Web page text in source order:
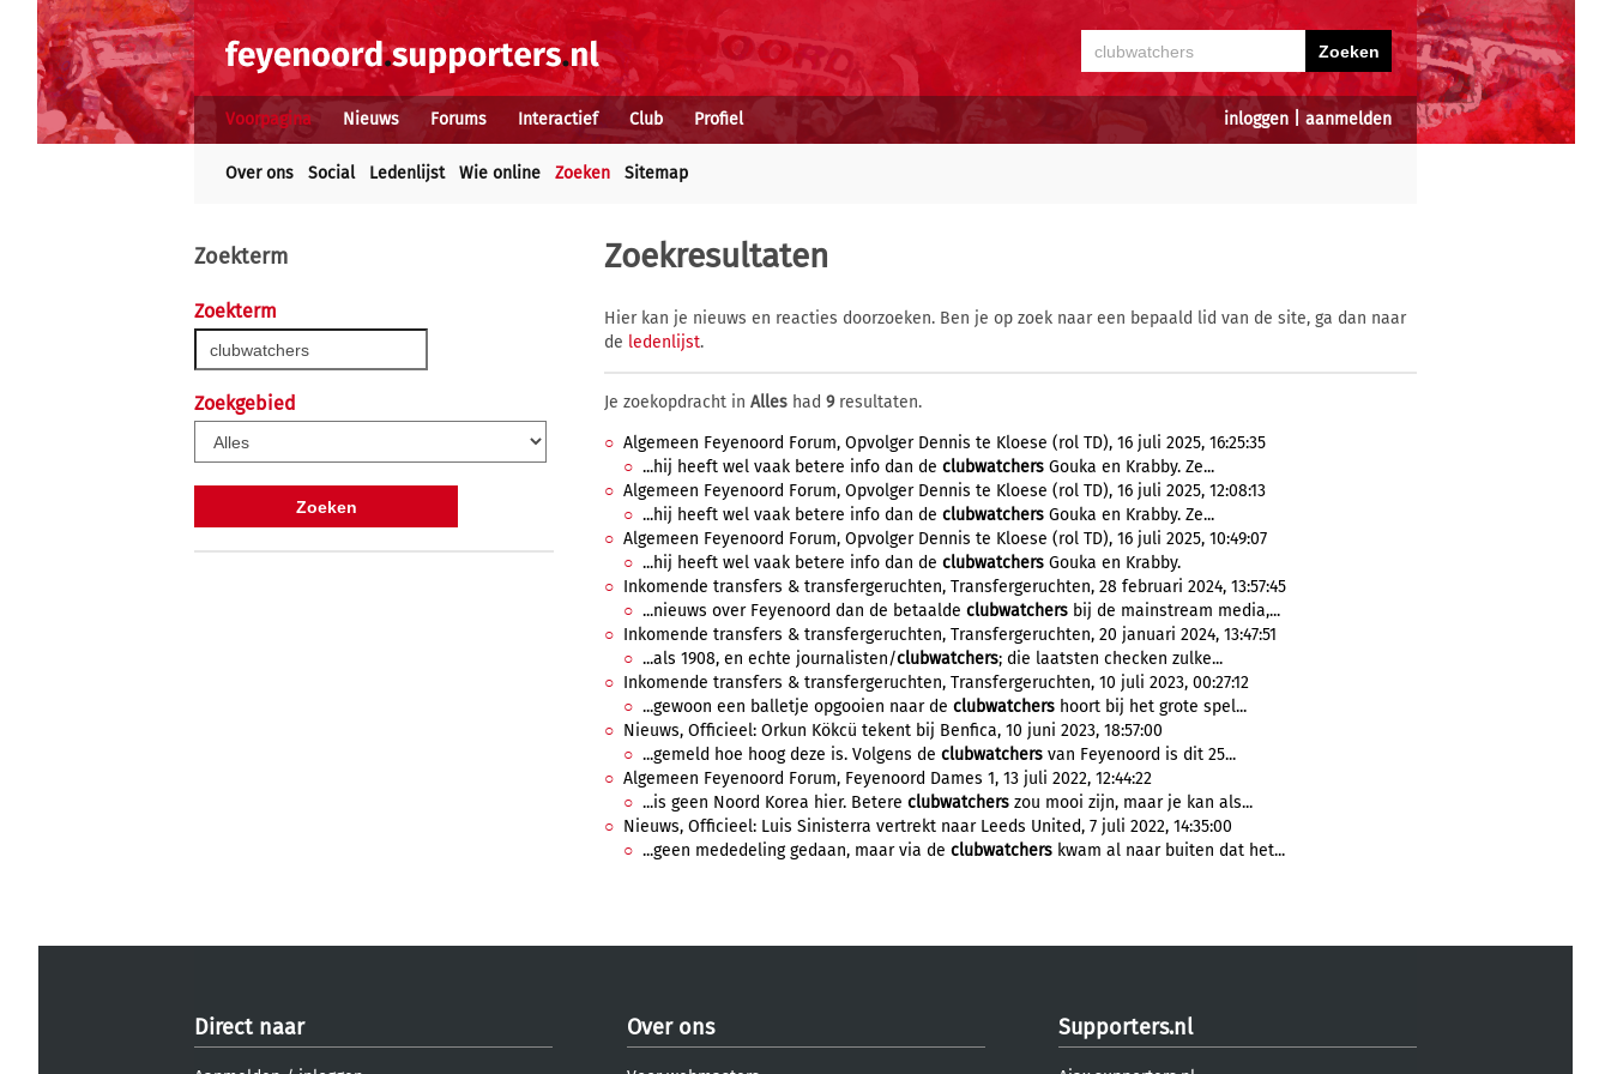
inloggen aanmelden
Voorpagina Nieuws Forums Interactief Club Profiel
Over ons Social Ledenlijst Wie online Zoeken Sitemap
Zoekterm
Zoekterm
Zoekgebied
Zoekresultaten
Hier kan je nieuws en reacties doorzoeken. Ben je op zoek naar een bepaald lid van de site, ga dan naar
de ledenlijst.
Je zoekopdracht in Alles had 9resultaten.
Algemeen Feyenoord Forum, Opvolger Dennis te Kloese (rol TD), 16 juli 2025, 16:25:35
...hij heeft wel vaak betere info dan de clubwatchers Gouka en Krabby. Ze...
Algemeen Feyenoord Forum, Opvolger Dennis te Kloese (rol TD), 16 juli 2025, 12:08:13
...hij heeft wel vaak betere info dan de clubwatchers Gouka en Krabby. Ze...
Algemeen Feyenoord Forum, Opvolger Dennis te Kloese (rol TD), 16 juli 2025, 10:49:07
...hij heeft wel vaak betere info dan de clubwatchers Gouka en Krabby.
Inkomende transfers & transfergeruchten, Transfergeruchten, 28 februari 2024, 13:57:45
...nieuws over Feyenoord dan de betaalde clubwatchers bij de mainstream media,...
Inkomende transfers & transfergeruchten, Transfergeruchten, 20 januari 2024, 13:47:51
...als 1908, en echte journalisten/clubwatchers; die laatsten checken zulke...
Inkomende transfers & transfergeruchten, Transfergeruchten, 10 juli 2023, 00:27:12
...gewoon een balletje opgooien naar de clubwatchers hoort bij het grote spel...
Nieuws, Officieel: Orkun Kökcü tekent bij Benfica, 10 juni 2023, 18:57:00
...gemeld hoe hoog deze is. Volgens de clubwatchers van Feyenoord is dit 25...
Algemeen Feyenoord Forum, Feyenoord Dames 1, 13 juli 2022, 12:44:22
...is geen Noord Korea hier. Betere clubwatchers zou mooi zijn, maar je kan als...
Nieuws, Officieel: Luis Sinisterra vertrekt naar Leeds United, 7 juli 2022, 14:35:00
...geen mededeling gedaan, maar via de clubwatchers kwam al naar buiten dat het...
Direct naar Over ons Supporters.nl